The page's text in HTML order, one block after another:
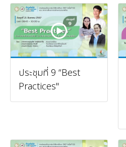
ประชุมที่ 9 “Best
Practices"